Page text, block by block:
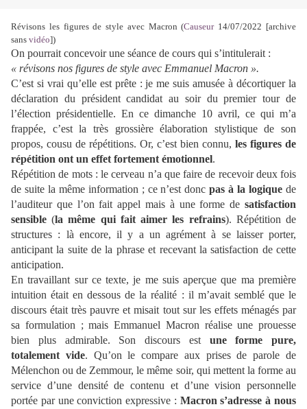
Révisons les figures de style avec Macron (Causeur14/07/2022 [archive
sans vidéo])
On pourrait concevoir une séance de cours qui s’intitulerait :
« révisons nos figures de style avec Emmanuel Macron ».
C’est si vrai qu’elle est prête : je me suis amusée à décortiquer la
déclaration du président candidat au soir du premier tour de
l’élection présidentielle. En ce dimanche 10 avril, ce qui m’a
frappée, c’est la très grossière élaboration stylistique de son
propos, cousu de répétitions. Or, c’est bien connu, les figures de
répétition ont un effet fortement émotionnel.
Répétition de mots : le cerveau n’a que faire de recevoir deux fois
de suite la même information ; ce n’est doncpas à la logique de
l’auditeur que l’on fait appel mais à une forme de satisfaction
sensible (la même qui fait aimer les refrains). Répétition de
structures : là encore, il y a un agrément à se laisser porter,
anticipant la suite de la phrase et recevant la satisfaction de cette
anticipation.
En travaillant sur ce texte, je me suis aperçue que ma première
intuition était en dessous de la réalité : il m’avait semblé que le
discours était très pauvre et misait tout sur les effets ménagés par
sa formulation ; mais Emmanuel Macron réalise une prouesse
bien plus admirable. Son discours est une forme pure,
totalement vide. Qu’on le compare aux prises de parole de
Mélenchon ou de Zemmour, le même soir, qui mettent la forme au
service d’une densité de contenu et d’une vision personnelle
portée par une conviction expressive : Macron s’adresse à nous